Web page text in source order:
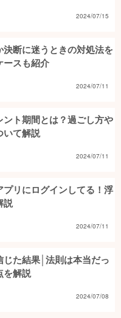
2024/07/15
断に迷うときの対処法を
ースも紹介
2024/07/11
ト期間とは？過ごし方や
いて解説
2024/07/11
リにログインしてる！浮
説
2024/07/11
た結果│法則は本当だっ
を解説
2024/07/08